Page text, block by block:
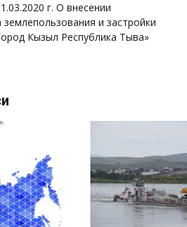
г. О внесении
и застройки
Кызыл Республика Тыва»